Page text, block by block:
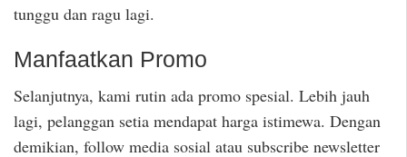
tunggu dan ragu lagi.
Manfaatkan Promo
Selanjutnya, kami rutin ada promo spesial. Lebih jauh
lagi, pelanggan setia mendapat harga istimewa. Dengan
demikian, follow media sosial atau subscribe newsletter